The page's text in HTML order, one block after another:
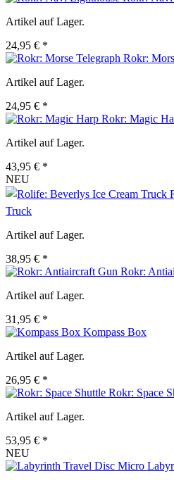
Artikel auf Lager.
24,95 € *
Rokr:
Artikel auf Lager.
24,95 € *
Rokr: Magic
Artikel auf Lager.
43,95 € *
NEU
Truck
Artikel auf Lager.
38,95 € *
Rokr:
Artikel auf Lager.
31,95 € *
Kompass Box
Artikel auf Lager.
26,95 € *
Rokr: Space
Artikel auf Lager.
53,95 € *
NEU